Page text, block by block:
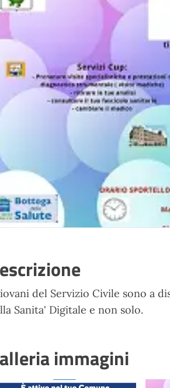
del Servizio Civile sono a
Sanita' Digitale e non solo.
immagini